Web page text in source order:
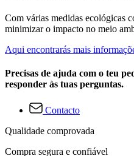
Com várias medidas ecológicas
minimizar o impacto no meio
Aqui encontrarás mais
Precisas de ajuda com o teu
responder às tuas perguntas.
Contacto
Qualidade comprovada
Compra segura e confiável